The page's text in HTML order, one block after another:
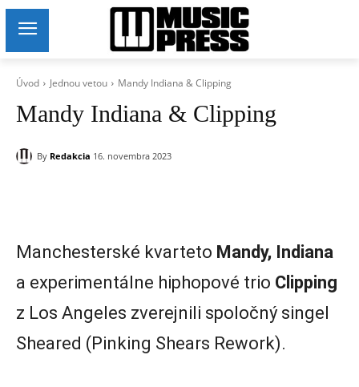
Úvod Jednou vetou Mandy Indiana & Clipping
Mandy Indiana & Clipping
By Redakcia 16. novembra 2023
Manchesterské kvarteto Mandy, Indiana
a experimentálne hiphopové trio Clipping
z Los Angeles zverejnili spoločný singel
Sheared (Pinking Shears Rework).